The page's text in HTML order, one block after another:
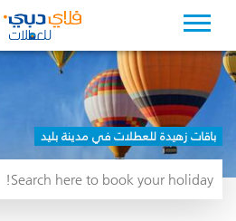
باقات زهيدة للعطلات في مدينة بليد